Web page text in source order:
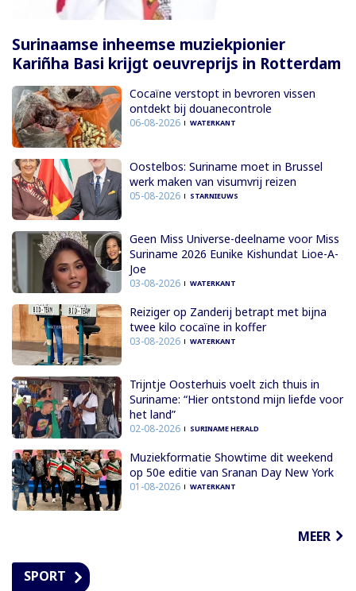
Surinaamse inheemse muziekpionier
Kariñha Basi krijgt oeuvreprijs in Rotterdam
Cocaïne verstopt in bevroren vissen
ontdekt bij douanecontrole
06-08-2026 WATERKANT
Oostelbos: Suriname moet in Brussel
werk maken van visumvrij reizen
05-08-2026 STARNIEUWS
Geen Miss Universe-deelname voor Miss
Suriname 2026 Eunike Kishundat Lioe-A-
Joe
03-08-2026 WATERKANT
Reiziger op Zanderij betrapt met bijna
twee kilo cocaïne in koffer
03-08-2026 WATERKANT
Trijntje Oosterhuis voelt zich thuis in
Suriname: “Hier ontstond mijn liefde voor
het land”
02-08-2026 SURINAME HERALD
Muziekformatie Showtime dit weekend
op 50e editie van Sranan Day New York
01-08-2026 WATERKANT
MEER
SPORT